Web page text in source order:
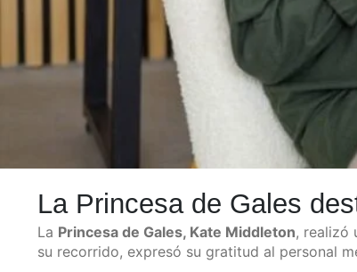
La Princesa de Gales
La Princesa de Gales, Kate Middleton, realizó
su recorrido, expresó su gratitud al personal